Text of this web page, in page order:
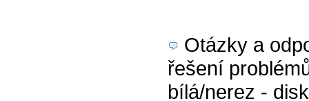
Otázky a
řešení
bílá/nerez -